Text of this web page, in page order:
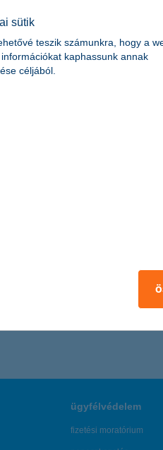
ügyfélvédelem
fizetési moratórium
sütik
teszik számunkra, hogy a
kaphassunk annak
céljából.